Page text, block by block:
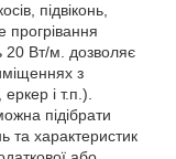
підвіконь,
прогрівання
20 Вт/м. дозволяє
з
і т.п.).
підібрати
та характеристик